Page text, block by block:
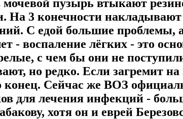
пузырь втыкают
На 3 конечности
С едой большие проблемы,
- воспаление лёгких - это
с чем бы они не
но редко. Если загремит на
конец. Сейчас же ВОЗ
для лечения инфекций -
хотя он и еврей